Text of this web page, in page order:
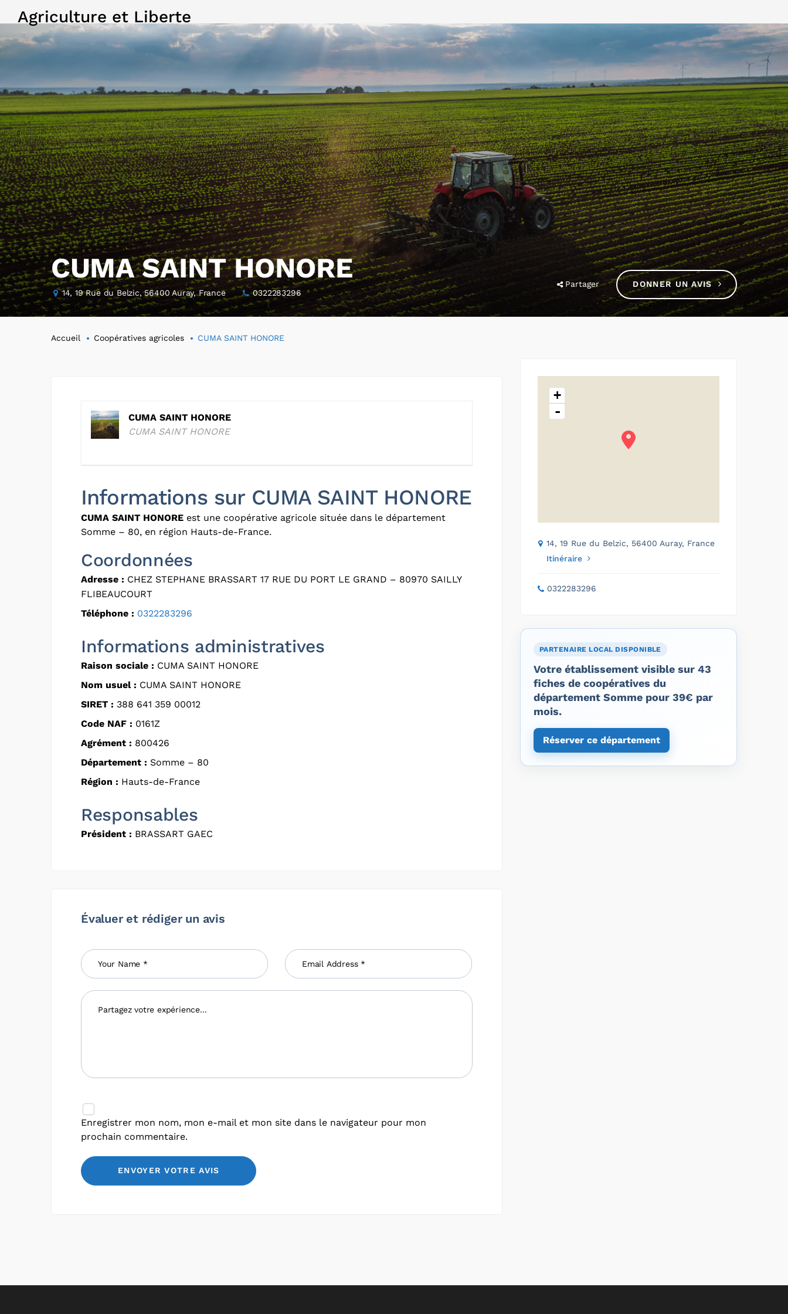
Agriculture et Liberte
CUMA SAINT HONORE
14, 19 Rue du Belzic, 56400 Auray, France 0322283296
Partager DONNER UN AVIS
Accueil Coopératives agricoles CUMA SAINT HONORE
CUMA SAINT HONORE
CUMA SAINT HONORE
Informations sur CUMA SAINT HONORE
CUMA SAINT HONORE est une coopérative agricole située dans le département
Somme – 80, en région Hauts-de-France.
Coordonnées
Adresse : CHEZ STEPHANE BRASSART 17 RUE DU PORT LE GRAND – 80970 SAILLY
FLIBEAUCOURT
Téléphone : 0322283296
Informations administratives
Raison sociale : CUMA SAINT HONORE
Nom usuel : CUMA SAINT HONORE
SIRET : 388 641 359 00012
Code NAF : 0161Z
Agrément : 800426
Département : Somme – 80
Région : Hauts-de-France
Responsables
Président : BRASSART GAEC
Évaluer et rédiger un avis
Enregistrer mon nom, mon e-mail et mon site dans le navigateur pour mon
prochain commentaire.
+
-
14, 19 Rue du Belzic, 56400 Auray, France
Itinéraire
0322283296
PARTENAIRE LOCAL DISPONIBLE
Votre établissement visible sur 43
fiches de coopératives du
département Somme pour 39€ par
mois.
Réserver ce département